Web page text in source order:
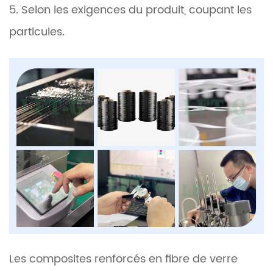
5. Selon les exigences du produit, coupant les
particules.
Les composites renforcés en fibre de verre